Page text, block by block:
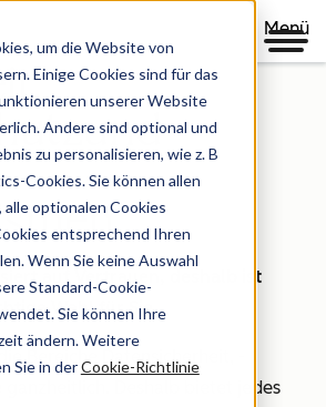
um die Website von
Einige Cookies sind für das
unserer Website
Andere sind optional und
zu personalisieren, wie z. B
Cookies. Sie können allen
alle optionalen Cookies
entsprechend Ihren
Wenn Sie keine Auswahl
Standard-Cookie-
Sie können Ihre
ändern. Weitere
Sie in derCookie-Richtlinie
Menü
auf Vertrauen, deshalb ist
Wahl für Sie.
Bereiche Datensicherheit, -
ganzheitlich. Deshalb bietet jedes